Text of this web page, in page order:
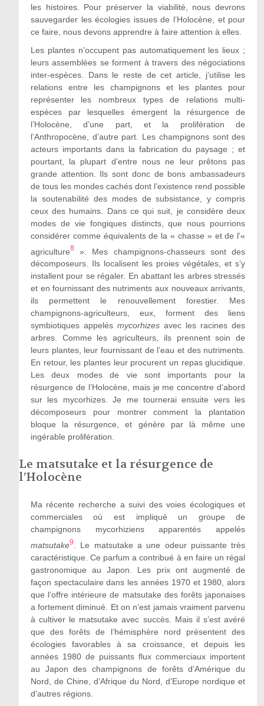
les histoires. Pour préserver la viabilité, nous devrons
sauvegarder les écologies issues de l’Holocène, et pour
ce faire, nous devons apprendre à faire attention à elles.
Les plantes n’occupent pas automatiquement les lieux ;
leurs assemblées se forment à travers des négociations
inter-espèces. Dans le reste de cet article, j’utilise les
relations entre les champignons et les plantes pour
représenter les nombreux types de relations multi-
espèces par lesquelles émergent la résurgence de
l’Holocène, d’une part, et la prolifération de
l’Anthropocène, d’autre part. Les champignons sont des
acteurs importants dans la fabrication du paysage ; et
pourtant, la plupart d’entre nous ne leur prêtons pas
grande attention. Ils sont donc de bons ambassadeurs
de tous les mondes cachés dont l’existence rend possible
la soutenabilité des modes de subsistance, y compris
ceux des humains. Dans ce qui suit, je considère deux
modes de vie fongiques distincts, que nous pourrions
considérer comme équivalents de la « chasse » et de l’«
agriculture8». Mes champignons-chasseurs sont des
décomposeurs. Ils localisent les proies végétales, et s’y
installent pour se régaler. En abattant les arbres stressés
et en fournissant des nutriments aux nouveaux arrivants,
ils permettent le renouvellement forestier. Mes
champignons-agriculteurs, eux, forment des liens
symbiotiques appelésmycorhizes avec les racines des
arbres. Comme les agriculteurs, ils prennent soin de
leurs plantes, leur fournissant de l’eau et des nutriments.
En retour, les plantes leur procurent un repas glucidique.
Les deux modes de vie sont importants pour la
résurgence de l’Holocène, mais je me concentre d’abord
sur les mycorhizes. Je me tournerai ensuite vers les
décomposeurs pour montrer comment la plantation
bloque la résurgence, et génère par là même une
ingérable prolifération.
Le matsutake et la résurgence de
l’Holocène
Ma récente recherche a suivi des voies écologiques et
commerciales où est impliqué un groupe de
champignons mycorhiziens apparentés appelés
matsutake9
. Le matsutake a une odeur puissante très
caractéristique. Ce parfum a contribué à en faire un régal
gastronomique au Japon. Les prix ont augmenté de
façon spectaculaire dans les années 1970 et 1980, alors
que l’offre intérieure de matsutake des forêts japonaises
a fortement diminué. Et on n’est jamais vraiment parvenu
à cultiver le matsutake avec succès. Mais il s’est avéré
que des forêts de l’hémisphère nord présentent des
écologies favorables à sa croissance, et depuis les
années 1980 de puissants flux commerciaux importent
au Japon des champignons de forêts d’Amérique du
Nord, de Chine, d’Afrique du Nord, d’Europe nordique et
d’autres régions.